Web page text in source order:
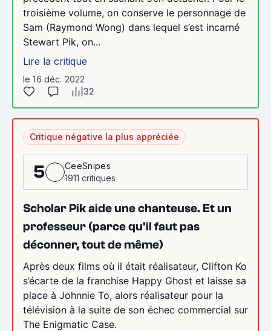
troisième volume, on conserve le personnage de
Sam (Raymond Wong) dans lequel s’est incarné
Stewart Pik, on...
Lire la critique
le 16 déc. 2022
32
Critique négative la plus appréciée
5
CeeSnipes
1911 critiques
Scholar Pik aide une chanteuse. Et un
professeur (parce qu'il faut pas
déconner, tout de même)
Après deux films où il était réalisateur, Clifton Ko
s’écarte de la franchise Happy Ghost et laisse sa
place à Johnnie To, alors réalisateur pour la
télévision à la suite de son échec commercial sur
The Enigmatic Case.